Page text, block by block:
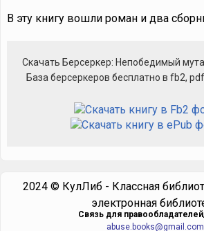
В эту книгу вошли роман и два
Cкачать Берсеркер: Непобедимый
База берсеркеров бесплатно в fb2,
2024 © КулЛиб - Классная
электронная
Cвязь для
abuse.books@gmail.com